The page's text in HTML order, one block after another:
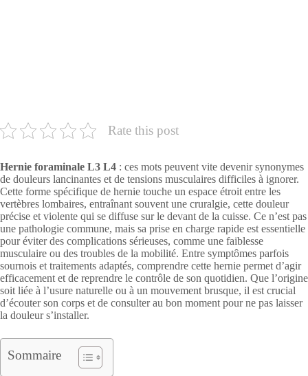
Rate this post
Hernie foraminale L3 L4 : ces mots peuvent vite devenir synonymes
de douleurs lancinantes et de tensions musculaires difficiles à ignorer.
Cette forme spécifique de hernie touche un espace étroit entre les
vertèbres lombaires, entraînant souvent une cruralgie, cette douleur
précise et violente qui se diffuse sur le devant de la cuisse. Ce n’est pas
une pathologie commune, mais sa prise en charge rapide est essentielle
pour éviter des complications sérieuses, comme une faiblesse
musculaire ou des troubles de la mobilité. Entre symptômes parfois
sournois et traitements adaptés, comprendre cette hernie permet d’agir
efficacement et de reprendre le contrôle de son quotidien. Que l’origine
soit liée à l’usure naturelle ou à un mouvement brusque, il est crucial
d’écouter son corps et de consulter au bon moment pour ne pas laisser
la douleur s’installer.
Sommaire